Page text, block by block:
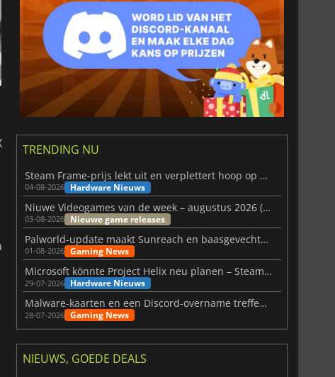
TRENDING NU
Steam Frame-prijs lekt uit en verplettert hoop op betaalbare VR
04-08-2026 Hardware Nieuws
Niuwe Videogames van de week – augustus 2026 (week 32)
03-08-2026 Nieuwe game releases
Palworld-update maakt Sunreach en baasgevechten stabieler
01-08-2026 Gaming News
Microsoft könnte Project Helix neu planen – Steam-Support wackelt
29-07-2026 Hardware Nieuws
Malware-kaarten en een Discord-overname treffen Meccha Chameleon
28-07-2026 Gaming News
NIEUWS, GOEDE DEALS